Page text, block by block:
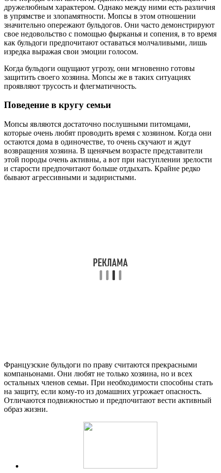
дружелюбным характером. Однако между ними есть различия
в упрямстве и злопамятности. Мопсы в этом отношении
значительно опережают бульдогов. Они часто демонстрируют
свое недовольство с помощью фырканья и сопения, в то время
как бульдоги предпочитают оставаться молчаливыми, лишь
изредка выражая свои эмоции голосом.
Когда бульдоги ощущают угрозу, они мгновенно готовы
защитить своего хозяина. Мопсы же в таких ситуациях
проявляют трусость и флегматичность.
Поведение в кругу семьи
Мопсы являются достаточно послушными питомцами,
которые очень любят проводить время с хозяином. Когда они
остаются дома в одиночестве, то очень скучают и ждут
возвращения хозяина. В щенячьем возрасте представители
этой породы очень активны, а вот при наступлении зрелости
и старости предпочитают больше отдыхать. Крайне редко
бывают агрессивными и задиристыми.
Французские бульдоги по праву считаются прекрасными
компаньонами. Они любят не только хозяина, но и всех
остальных членов семьи. При необходимости способны стать
на защиту, если кому-то из домашних угрожает опасность.
Отличаются подвижностью и предпочитают вести активный
образ жизни.